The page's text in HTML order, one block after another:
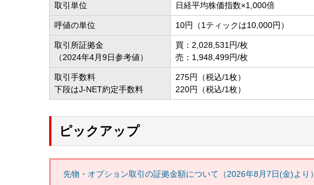
取引単位 日経平均株価指数×1,000倍
呼値の単位 10円（1ティックは10,000円）
取引所証拠金
（2024年4月9日参考値）
買：2,028,531円/枚
売：1,948,499円/枚
取引手数料
下段はJ-NET約定手数料
275円（税込/1枚）
220円（税込/1枚）
ピックアップ
先物・オプション取引の証拠金額について（2026年8月7日(金)より）